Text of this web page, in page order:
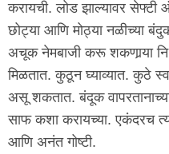
करायची. लोड झाल्यावर
छोट्या आणि मोठ्या नळीच्या
अचूक नेमबाजी करू शकणार्‍या
मिळतात. कुठून घ्याव्यात. कुठे
असू शकतात. बंदूक
साफ कशा करायच्या. एकंदरच
आणि अनंत गोष्टी.